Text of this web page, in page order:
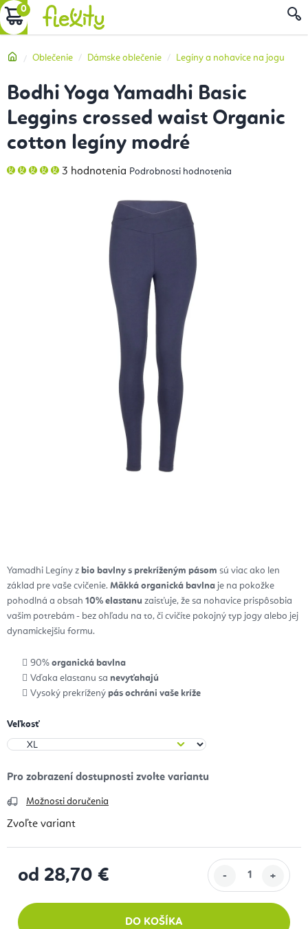
Prejsť
na
NÁKUPNÝ
Domov
Oblečenie Dámske oblečenie Legíny a nohavice na jogu
Yamadhi Legíny z bio bavlny s prekríženým pásom sú viac ako len
základ pre vaše cvičenie. Mäkká organická bavlna je na pokožke
pohodlná a obsah 10% elastanu zaisťuje, že sa nohavice prispôsobia
vašim potrebám - bez ohľadu na to, či cvičíte pokojný typ jogy alebo jej
dynamickejšiu formu.
90% organická bavlna
Vďaka elastanu sa nevyťahajú
Vysoký prekrížený pás ochráni vaše kríže
Veľkosť
Možnosti doručenia
Zvoľte variant
od 28,70 €
DO KOŠÍKA
Bodhi Yoga Yamadhi Basic
Leggins crossed waist Organic
cotton legíny modré
Priemerné
hodnotenie
hviezdičiek.
3 hodnotenia Podrobnosti hodnotenia